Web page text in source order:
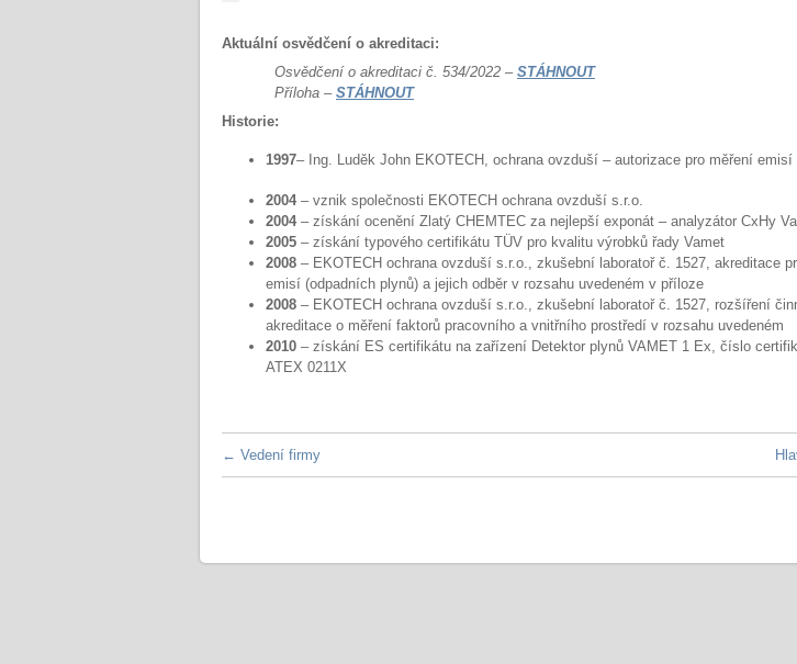
Aktuální osvědčení o akreditaci:
Osvědčení o akreditaci č. 534/2022 – STÁHNOUT
Příloha – STÁHNOUT
Historie:
1997– Ing. Luděk John EKOTECH, ochrana ovzduší – autorizace pro měření emisí
2004– vznik společnosti EKOTECH ochrana ovzduší s.r.o.
2004– získání ocenění Zlatý CHEMTEC za nejlepší exponát – analyzátor CxHy
2005 – získání typového certifikátu TÜV pro kvalitu výrobků řady Vamet
2008 – EKOTECH ochrana ovzduší s.r.o., zkušební laboratoř č. 1527, akreditace
emisí (odpadních plynů) a jejich odběr v rozsahu uvedeném v příloze
2008 – EKOTECH ochrana ovzduší s.r.o., zkušební laboratoř č. 1527, rozšíření
akreditace o měření faktorů pracovního a vnitřního prostředí v rozsahu uvedeném
2010 – získání ES certifikátu na zařízení Detektor plynů VAMET 1 Ex, číslo
ATEX 0211X
← Vedení firmy